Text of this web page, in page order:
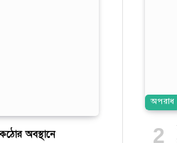
অবস্থানে
অপরাধ